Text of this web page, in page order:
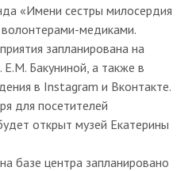
«Имени сестры милосердия
медиками.
запланирована на
Бакуниной, а также в
в Instagram и Вконтакте.
для посетителей
открыт музей Екатерины
базе центра запланировано